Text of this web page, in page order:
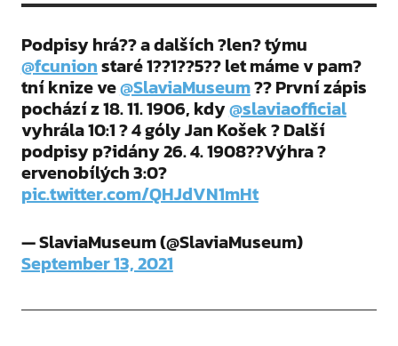
Podpisy hrá?? a dalších ?len? týmu
@fcunionstaré 1??1??5?? let máme v pam?
tní knize ve@SlaviaMuseum?? První zápis
pochází z 18. 11. 1906, kdy@slaviaofficial
vyhrála 10:1 ? 4 góly Jan Košek ? Další
podpisy p?idány 26. 4. 1908??Výhra ?
ervenobílých 3:0?
pic.twitter.com/QHJdVN1mHt
— SlaviaMuseum (@SlaviaMuseum)
September 13, 2021